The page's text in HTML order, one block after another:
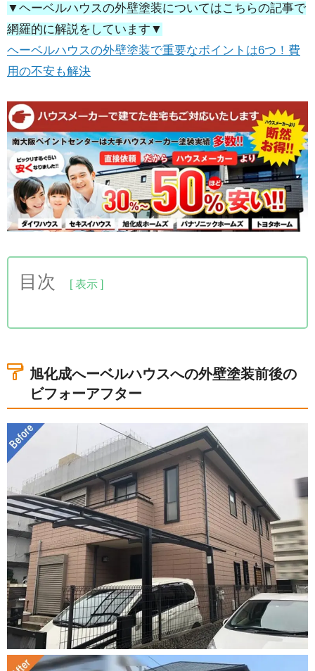
▼ヘーベルハウスの外壁塗装についてはこちらの記事で
網羅的に解説をしています▼
ヘーベルハウスの外壁塗装で重要なポイントは6つ！費
用の不安も解決
目次
1.旭化成へーベルハウスへの外壁塗装前後のビフォ
2.ヘーベルハウスの現地調査の様子
3.大阪市住吉区の旭化成ヘーベルハウスの住宅へ外
壁塗装工事
4.外壁塗装工事完工！
5.その他の旭化成ヘーベルハウスの外壁塗装の事例
旭化成へーベルハウスへの外壁塗装前後の
ビフォーアフター